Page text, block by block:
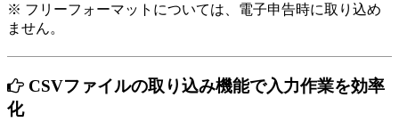
※ フリーフォーマットについては、電子申告時に取り込め
ません。
CSVファイルの取り込み機能で入力作業を効率
化